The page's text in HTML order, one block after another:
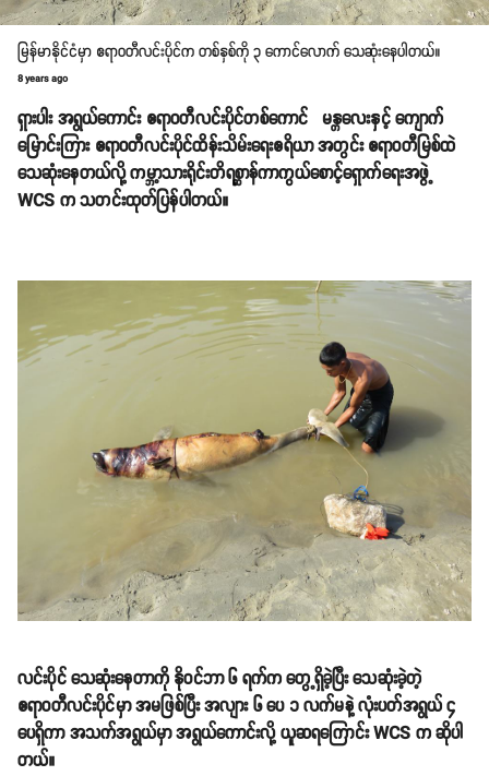
မြန်မာနိုင်ငံမှာ ဧရာဝတီလင်းပိုင်က တစ်နှစ်ကို ၃ ကောင်လောက် သေဆုံးနေပါတယ်။
8 years ago
ရှားပါး အရွယ်ကောင်း ဧရာဝတီလင်းပိုင်တစ်ကောင် မန္တလေးနှင့် ကျောက်
မြောင်းကြား ဧရာဝတီလင်းပိုင်ထိန်းသိမ်းရေးဧရိယာ အတွင်း ဧရာဝတီမြစ်ထဲ
သေဆုံးနေတယ်လို့ ကမ္ဘာ့သားရိုင်းတိရစ္ဆာန်ကာကွယ်စောင့်ရှောက်ရေးအဖွဲ့
WCS က သတင်းထုတ်ပြန်ပါတယ်။
လင်းပိုင် သေဆုံးနေတာကို နိုဝင်ဘာ ၆ ရက်က တွေ့ရှိခဲ့ပြီး သေဆုံးခဲ့တဲ့
ဧရာဝတီလင်းပိုင်မှာ အမဖြစ်ပြီး အလျား ၆ ပေ ၁ လက်မနဲ့ လုံးပတ်အရွယ် ၄
ပေရှိကာ အသက်အရွယ်မှာ အရွယ်ကောင်းလို့ ယူဆရကြောင်း WCS က ဆိုပါ
တယ်။